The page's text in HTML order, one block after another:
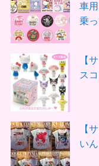
車
乗っ
【
ス
【
い